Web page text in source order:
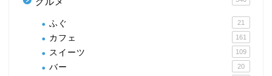
ふぐ 21
カフェ 161
スイーツ 109
バー 20